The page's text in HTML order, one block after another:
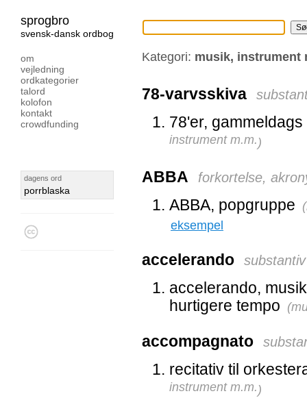
sprogbro
svensk-dansk ordbog
om
vejledning
ordkategorier
talord
kolofon
kontakt
crowdfunding
dagens ord
porrblaska
Kategori: musik, instrument
78-varvsskiva
78'er,
instrument m.m.)
ABBA forkortelse,
ABBA, popgruppe (
eksempel
accelerando substantiv
accelerando,
hurtigere tempo (
accompagnato
recitativ til
instrument m.m.)